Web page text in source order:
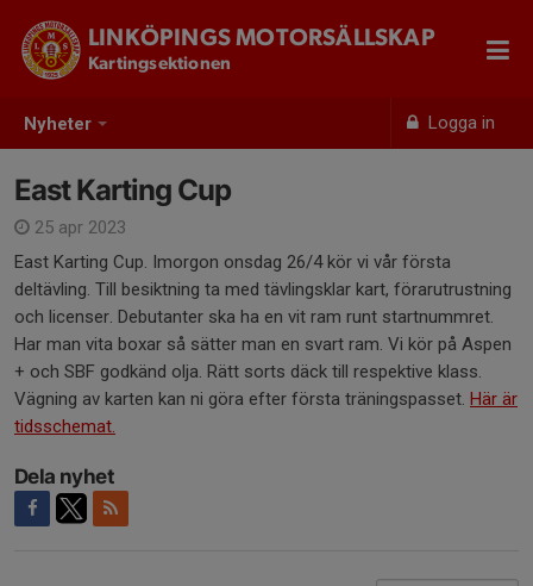
Nyheter Logga in
LINKÖPINGS MOTORSÄLLSKAP
Kartingsektionen
East Karting Cup
25 apr 2023
East Karting Cup. Imorgon onsdag 26/4 kör vi vår första
deltävling. Till besiktning ta med tävlingsklar kart, förarutrustning
och licenser. Debutanter ska ha en vit ram runt startnummret.
Har man vita boxar så sätter man en svart ram. Vi kör på Aspen
+ och SBF godkänd olja. Rätt sorts däck till respektive klass.
Vägning av karten kan ni göra efter första träningspasset. Här är
tidsschemat.
Dela nyhet